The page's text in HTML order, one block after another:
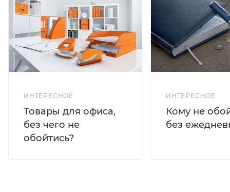
ИНТЕРЕСНОЕ
Товары для офиса,
без чего не
обойтись?
ИНТЕРЕСНОЕ
Кому не
без